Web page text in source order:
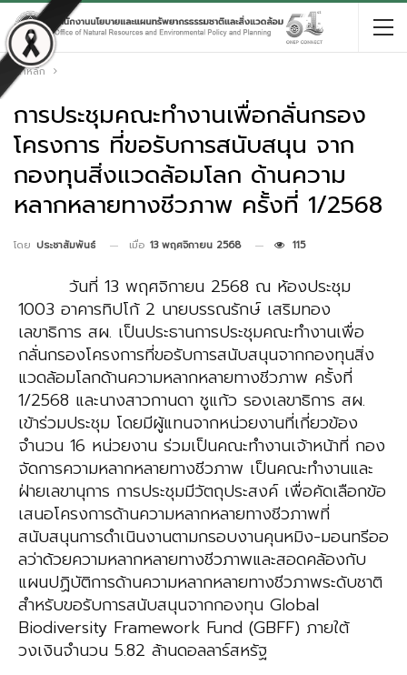
หน้าหลัก
การประชุมคณะทำงานเพื่อกลั่นกรอง
โครงการ ที่ขอรับการสนับสนุน จาก
กองทุนสิ่งแวดล้อมโลก ด้านความ
หลากหลายทางชีวภาพ ครั้งที่ 1/2568
โดย ประชาสัมพันธ์ เมื่อ 13 พฤศจิกายน 2568 115
วันที่ 13 พฤศจิกายน 2568 ณ ห้องประชุม
1003 อาคารทิปโก้ 2 นายบรรณรักษ์ เสริมทอง
เลขาธิการ สผ. เป็นประธานการประชุมคณะทำงานเพื่อ
กลั่นกรองโครงการที่ขอรับการสนับสนุนจากกองทุนสิ่ง
แวดล้อมโลกด้านความหลากหลายทางชีวภาพ ครั้งที่
1/2568 และนางสาวกานดา ชูแก้ว รองเลขาธิการ สผ.
เข้าร่วมประชุม โดยมีผู้แทนจากหน่วยงานที่เกี่ยวข้อง
จำนวน 16 หน่วยงาน ร่วมเป็นคณะทำงานเจ้าหน้าที่ กอง
จัดการความหลากหลายทางชีวภาพ เป็นคณะทำงานและ
ฝ่ายเลขานุการ การประชุมมีวัตถุประสงค์ เพื่อคัดเลือกข้อ
เสนอโครงการด้านความหลากหลายทางชีวภาพที่
สนับสนุนการดำเนินงานตามกรอบงานคุนหมิง-มอนทรีออ
ลว่าด้วยความหลากหลายทางชีวภาพและสอดคล้องกับ
แผนปฏิบัติการด้านความหลากหลายทางชีวภาพระดับชาติ
สำหรับขอรับการสนับสนุนจากกองทุน Global
Biodiversity Framework Fund (GBFF) ภายใต้
วงเงินจำนวน 5.82 ล้านดอลลาร์สหรัฐ